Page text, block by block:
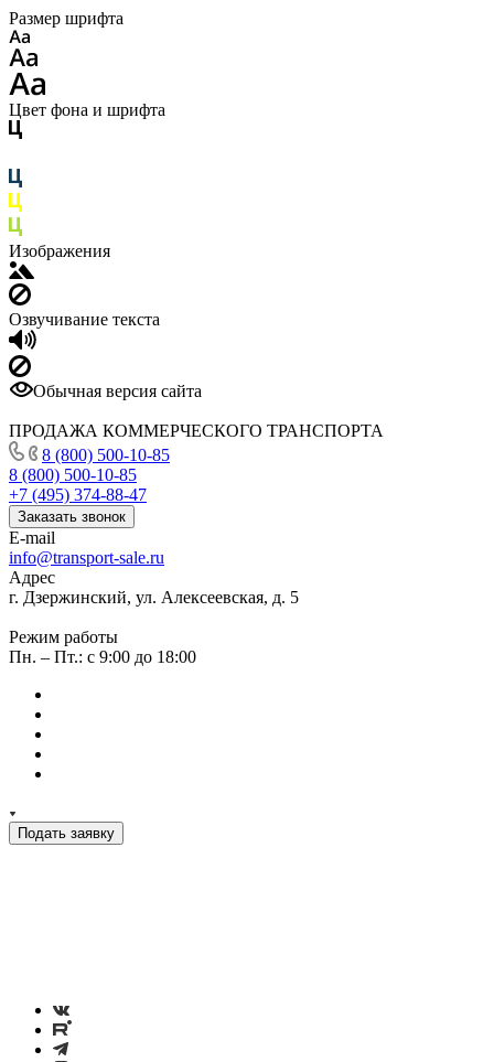
Размер шрифта
Цвет фона и шрифта
Изображения
Озвучивание текста
Обычная версия сайта
ПРОДАЖА КОММЕРЧЕСКОГО ТРАНСПОРТА
8 (800) 500-10-85
8 (800) 500-10-85
+7 (495) 374-88-47
Заказать звонок
E-mail
info@transport-sale.ru
Адрес
г. Дзержинский, ул. Алексеевская, д. 5
Режим работы
Пн. – Пт.: с 9:00 до 18:00
Подать заявку